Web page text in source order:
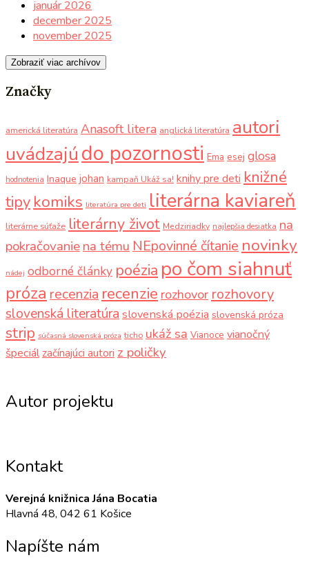
január 2026
december 2025
november 2025
Zobraziť viac archívov
Značky
americká literatúra Anasoft litera anglická literatúra autori
uvádzajúdo pozornosti Ema esej glosa
hodnotenia Inaque johan kampaň Ukáž sa! knihy pre deti knižné
tipy komiks literatúra pre deti literárna kaviareň
literárne súťaže literárny život Medziriadky najlepšia desiatka na
pokračovaniena tému NEpovinné čítanie novinky
nádej odborné články poézia po čom siahnuť
próza recenzia recenzie rozhovor rozhovory
slovenská literatúra slovenská poézia slovenská próza
strip súčasná slovenská próza ticho ukáž sa Vianoce vianočný
špeciál začínajúci autori z poličky
Autor projektu
Kontakt
Verejná knižnica Jána Bocatia
Hlavná 48, 042 61 Košice
Napíšte nám